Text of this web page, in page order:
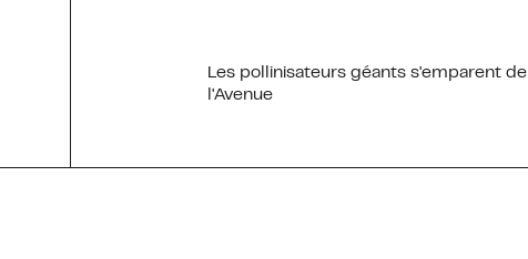
Les pollinisateurs géants s'emparent de
l'Avenue